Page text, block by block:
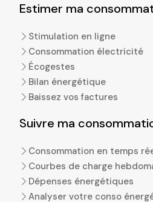
Estimer ma
Stimulation en ligne
Consommation électricité
Écogestes
Bilan énergétique
Baissez vos factures
Suivre ma
Consommation en temps
Courbes de charge
Dépenses énergétiques
Analyser votre conso